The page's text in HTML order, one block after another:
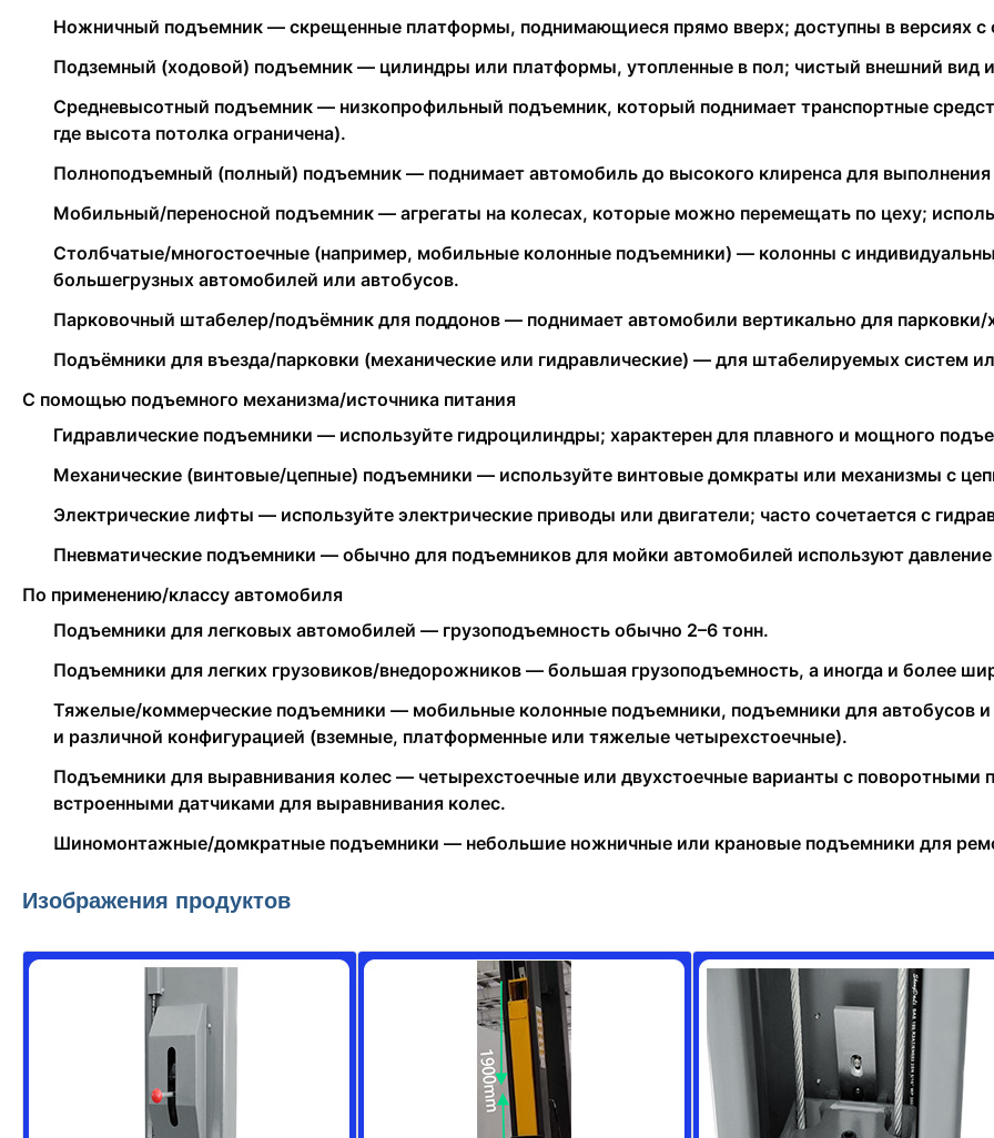
Ножничный подъемник — скрещенные платформы, поднимающиеся прямо вверх; доступны в версиях
Подземный (ходовой) подъемник — цилиндры или платформы, утопленные в пол; чистый внешний вид
Средневысотный подъемник — низкопрофильный подъемник, который поднимает транспортные
где высота потолка ограничена).
Полноподъемный (полный) подъемник — поднимает автомобиль до высокого клиренса для
Мобильный/переносной подъемник — агрегаты на колесах, которые можно перемещать по цеху;
Столбчатые/многостоечные (например, мобильные колонные подъемники) — колонны с
большегрузных автомобилей или автобусов.
Парковочный штабелер/подъёмник для поддонов — поднимает автомобили вертикально для парковки/
Подъёмники для въезда/парковки (механические или гидравлические) — для штабелируемых систем
С помощью подъемного механизма/источника питания
Гидравлические подъемники — используйте гидроцилиндры; характерен для плавного и мощного
Механические (винтовые/цепные) подъемники — используйте винтовые домкраты или механизмы с
Электрические лифты — используйте электрические приводы или двигатели; часто сочетается с
Пневматические подъемники — обычно для подъемников для мойки автомобилей используют
По применению/классу автомобиля
Подъемники для легковых автомобилей — грузоподъемность обычно 2–6 тонн.
Подъемники для легких грузовиков/внедорожников — большая грузоподъемность, а иногда и более
Тяжелые/коммерческие подъемники — мобильные колонные подъемники, подъемники для автобусов и
и различной конфигурацией (вземные, платформенные или тяжелые четырехстоечные).
Подъемники для выравнивания колес — четырехстоечные или двухстоечные варианты с поворотными
встроенными датчиками для выравнивания колес.
Шиномонтажные/домкратные подъемники — небольшие ножничные или крановые подъемники для
Изображения продуктов